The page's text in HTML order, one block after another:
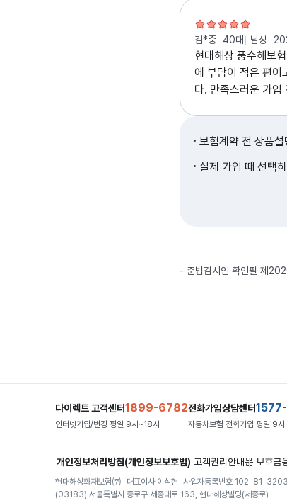
김*중 40대 남성
현대해상 풍수해보
에 부담이 적은 편이
다. 만족스러운 가입
보험계약 전 상품
실제 가입 때 선택
준법감시인 확인필 제
다이렉트 고객센터1899-6782
인터넷가입/변경 평일 9시~18시
전화가입상담센터
자동차보험 전화가입 평일 9시
개인정보처리방침(개인정보보호법) 고객권리안내문 보호금
현대해상화재보험㈜ 대표이사 이석현 사업자등록번호 102-81-
(03183) 서울특별시 종로구 세종대로 163, 현대해상빌딩(세종로)